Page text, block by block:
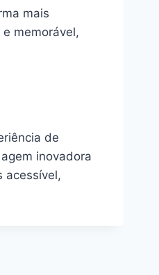
mais
memorável,
de
inovadora
acessível,